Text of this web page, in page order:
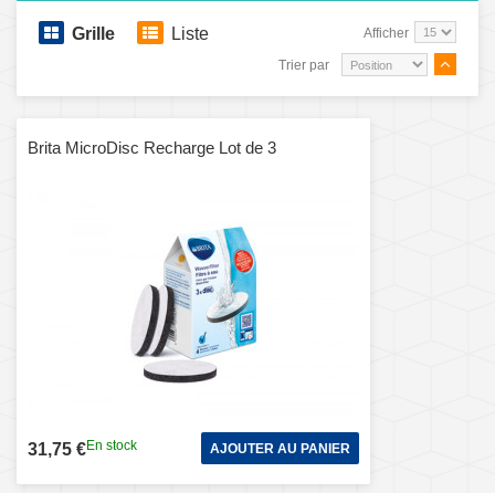
Grille Liste Afficher
Trier par
Brita MicroDisc Recharge Lot de 3
31,75 €En stock AJOUTER AU PANIER